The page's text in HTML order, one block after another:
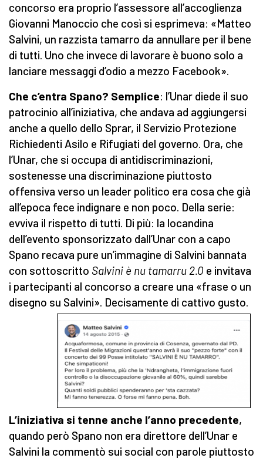
concorso era proprio l’assessore all’accoglienza
Giovanni Manoccio che così si esprimeva: «Matteo
Salvini, un razzista tamarro da annullare per il bene
di tutti. Uno che invece di lavorare è buono solo a
lanciare messaggi d’odio a mezzo Facebook».
Che c’entra Spano? Semplice: l’Unar diede il suo
patrocinio all’iniziativa, che andava ad aggiungersi
anche a quello dello Sprar, il Servizio Protezione
Richiedenti Asilo e Rifugiati del governo. Ora, che
l’Unar, che si occupa di antidiscriminazioni,
sostenesse una discriminazione piuttosto
offensiva verso un leader politico era cosa che già
all’epoca fece indignare e non poco. Della serie:
evviva il rispetto di tutti. Di più: la locandina
dell’evento sponsorizzato dall’Unar con a capo
Spano recava pure un’immagine di Salvini bannata
con sottoscritto Salvini è nu tamarru 2.0 e invitava
i partecipanti al concorso a creare una «frase o un
disegno su Salvini». Decisamente di cattivo gusto.
L’iniziativa si tenne anche l’anno precedente,
quando però Spano non era direttore dell’Unar e
Salvini la commentò sui social con parole piuttosto